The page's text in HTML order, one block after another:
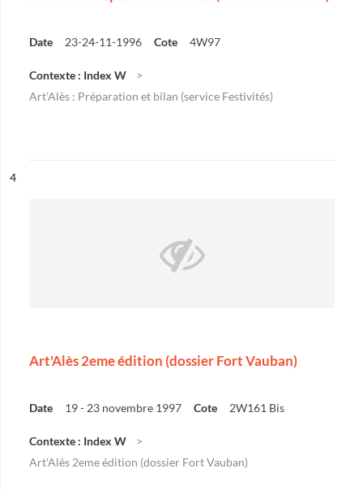
Date 23-24-11-1996 Cote 4W97
Contexte : Index W
Art'Alès : Préparation et bilan (service Festivités)
n°
4
Art'Alès 2eme édition (dossier Fort Vauban)
Date 19 - 23 novembre 1997 Cote 2W161 Bis
Contexte : Index W
Art'Alès 2eme édition (dossier Fort Vauban)